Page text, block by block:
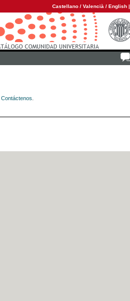
Castellano / Valencià / English |
Contáctenos